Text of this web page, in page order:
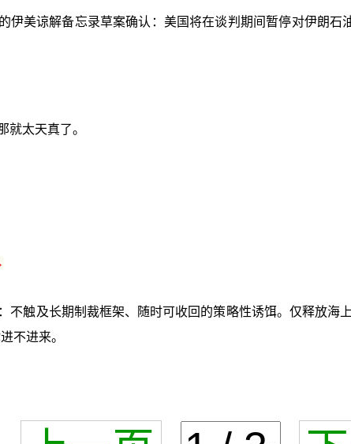
伊美谅解备忘录草案确认：美国将在谈判期间暂停对伊朗
就太天真了。
不触及长期制裁框架、随时可收回的策略性诱饵。仅释放
不进来。